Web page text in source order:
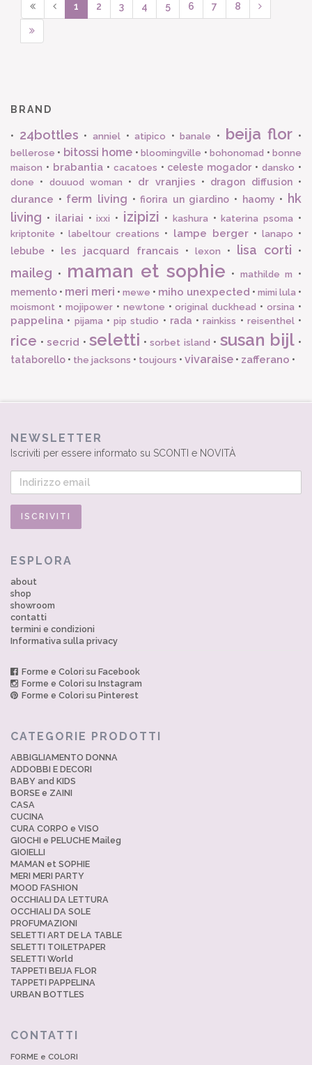
1 2 3 4 5 6 7 8
BRAND
• 24bottles • anniel•atipico •banale • beija flor •
bellerose • bitossi home •bloomingville •bohonomad •bonne
maison • brabantia• cacatoes • celeste mogador •dansko •
done • douuod woman • dr vranjies • dragon diffusion•
durance • ferm living •fiorira un giardino • haomy •
hk
living • ilariai •ixxi • izipizi • kashura •katerina psoma •
kriptonite •labeltour creations • lampe berger• lanapo •
lebube • les jacquard francais • lexon • lisa corti •
maileg • maman et sophie • mathilde m
•
memento • meri meri • mewe • miho unexpected • mimi lula •
moismont • mojipower• newtone •original duckhead •orsina •
pappelina • pijama • pip studio • rada •rainkiss • reisenthel•
rice •secrid •seletti •sorbet island • susan bijl •
tataborello • the jacksons • toujours • vivaraise • zafferano •
NEWSLETTER
Iscriviti per essere informato su SCONTI e NOVITÀ
ESPLORA
about
shop
showroom
contatti
termini e condizioni
Informativa sulla privacy
Forme e Colori su Facebook
Forme e Colori su Instagram
Forme e Colori su Pinterest
CATEGORIE PRODOTTI
ABBIGLIAMENTO DONNA
ADDOBBI E DECORI
BABY and KIDS
BORSE e ZAINI
CASA
CUCINA
CURA CORPO e VISO
GIOCHI e PELUCHE Maileg
GIOIELLI
MAMAN et SOPHIE
MERI MERI PARTY
MOOD FASHION
OCCHIALI DA LETTURA
OCCHIALI DA SOLE
PROFUMAZIONI
SELETTI ART DE LA TABLE
SELETTI TOILETPAPER
SELETTI World
TAPPETI BEIJA FLOR
TAPPETI PAPPELINA
URBAN BOTTLES
CONTATTI
FORME e COLORI